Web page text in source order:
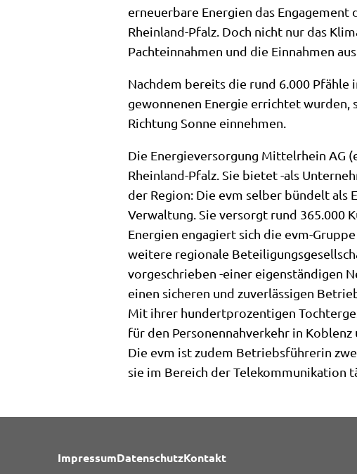
erneuerbare Energien das
Rheinland-Pfalz. Doch nicht nur das
Pachteinnahmen und die Einnahmen
Nachdem bereits die rund 6.000
gewonnenen Energie errichtet wurden,
Richtung Sonne einnehmen.
Die Energieversorgung Mittelrhein AG
Rheinland-Pfalz. Sie bietet -als
der Region: Die evm selber bündelt
Verwaltung. Sie versorgt rund 365.000
Energien engagiert sich die evm-
weitere regionale
vorgeschrieben -einer eigenständigen
einen sicheren und zuverlässigen
Mit ihrer hundertprozentigen
für den Personennahverkehr in Koblenz
Die evm ist zudem Betriebsführerin
sie im Bereich der Telekommunikation
ImpressumDatenschutzKontakt